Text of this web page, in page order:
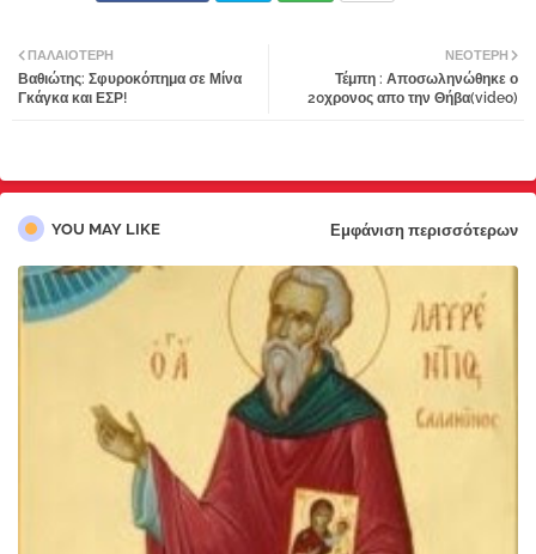
tter
ΝΕΌΤΕΡΗ
Τέμπη : Αποσωληνώθηκε ο
20χρονος απο την Θήβα(video)
ΠΑΛΑΙΌΤΕΡΗ
Βαθιώτης: Σφυροκόπημα σε Μίνα
Γκάγκα και ΕΣΡ!
YOU MAY LIKE Εμφάνιση περισσότερων